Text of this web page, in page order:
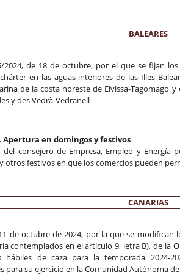
BALEARES
2024, de 18 de octubre, por el que se fijan
en las aguas interiores de las Illes
de la costa noreste de Eivissa-Tagomago
y des Vedrà-Vedranell
Apertura en domingos y festivos
del consejero de Empresa, Empleo y
otros festivos en que los comercios pueden
CANARIAS
de octubre de 2024, por la que se modifican
contemplados en el artículo 9, letra B), de la
hábiles de caza para la temporada 2024-
para su ejercicio en la Comunidad Autónoma